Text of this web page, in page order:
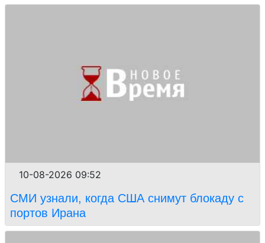
10-08-2026 09:52
СМИ узнали, когда США снимут блокаду с
портов Ирана